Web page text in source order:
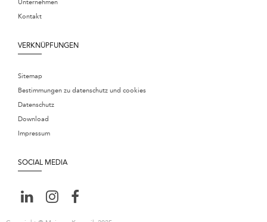
Unternehmen
Kontakt
VERKNÜPFUNGEN
Sitemap
Bestimmungen zu datenschutz und cookies
Datenschutz
Download
Impressum
SOCIAL MEDIA